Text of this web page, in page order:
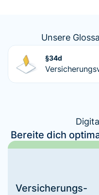
Unsere
§34d
Bereite dich
Versicherungs-